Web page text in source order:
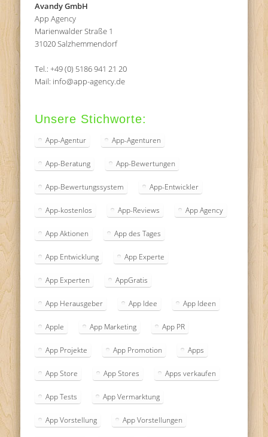
Avandy GmbH
App Agency
Marienwalder Straße 1
31020 Salzhemmendorf
Tel.: +49 (0) 5186 941 21 20
Mail: info@app-agency.de
Unsere Stichworte:
App-Agentur App-Agenturen
App-Beratung App-Bewertungen
App-Bewertungssystem App-Entwickler
App-kostenlos App-Reviews App Agency
App Aktionen App des Tages
App Entwicklung App Experte
App Experten AppGratis
App Herausgeber App Idee App Ideen
Apple App Marketing App PR
App Projekte App Promotion Apps
App Store App Stores Apps verkaufen
App Tests App Vermarktung
App Vorstellung App Vorstellungen